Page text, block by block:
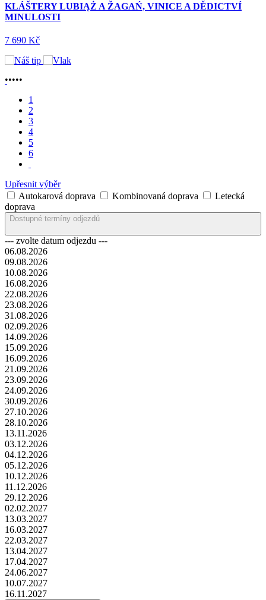
KLÁŠTERY LUBIĄŻ A ŽAGAŃ, VINICE A DĚDICTVÍ
MINULOSTI
7 690 Kč
•••••
1
2
3
4
5
6
Upřesnit výběr
Autokarová doprava
Kombinovaná doprava
Letecká
doprava
Dostupné termíny odjezdů
--- zvolte datum odjezdu ---
06.08.2026
09.08.2026
10.08.2026
16.08.2026
22.08.2026
23.08.2026
31.08.2026
02.09.2026
14.09.2026
15.09.2026
16.09.2026
21.09.2026
23.09.2026
24.09.2026
30.09.2026
27.10.2026
28.10.2026
13.11.2026
03.12.2026
04.12.2026
05.12.2026
10.12.2026
11.12.2026
29.12.2026
02.02.2027
13.03.2027
16.03.2027
22.03.2027
13.04.2027
17.04.2027
24.06.2027
10.07.2027
16.11.2027